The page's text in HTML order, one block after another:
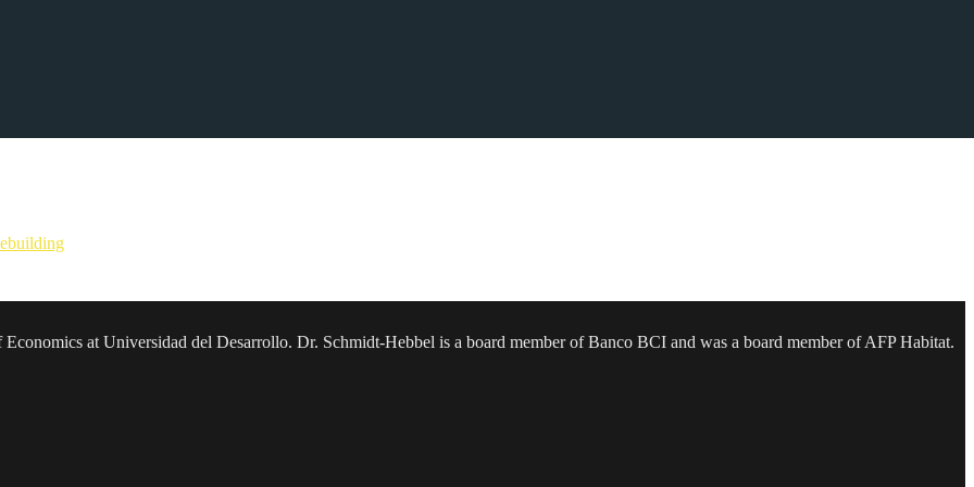
el Hotel Marina del Sol (MDS). El evento se realizó en un contexto
actores económicos más relevantes de la Región del Biobío con
el objetivo de facilitarle a las empresas conectarse con la sociedad
de la región como potencia exportadora agroalimentaria.
at Universidad del Desarrollo. Dr. Schmidt-Hebbel is a board member of Banco BCI and was a board member of AFP Habitat.